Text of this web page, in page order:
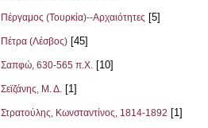
Πέργαμος (Τουρκία)--Αρχαιότητες [5]
Πέτρα (Λέσβος) [45]
Σαπφώ, 630-565 π.Χ. [10]
Σεϊζάνης, Μ. Δ. [1]
Στρατούλης, Κωνσταντίνος, 1814-1892 [1]